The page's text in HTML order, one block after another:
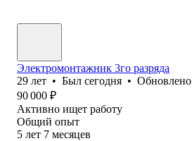
Электромонтажник 3го разряда
29 лет • Был сегодня • Обновлено
90 000 ₽
Активно ищет работу
Общий опыт
5 лет 7 месяцев